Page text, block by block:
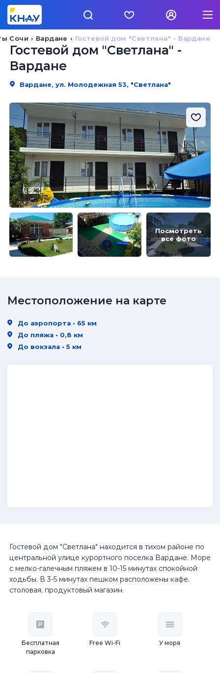
Гостевой дом "Светлана" - Вардане
Вардане
Сочи
Гостевой дом "Светлана" -
Вардане
Вардане, ул. Молодежная 53, "Светлана"
Посмотреть
все фото
Гостевой дом "Светлана" находится в тихом районе по
центральной улице курортного поселка Вардане. Море
с мелко-галечным пляжем в 10-15 минутах спокойной
ходьбы. В 3-5 минутах пешком расположены кафе,
столовая, продуктовый магазин.
Бесплатная
парковка
Free Wi-Fi У моря
Местоположение на карте
До аэропорта • 65 км
До пляжа • 0,8 км
До вокзала • 5 км